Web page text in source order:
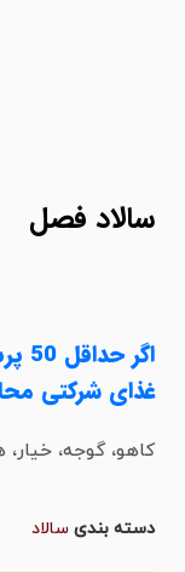
فصل
اگر
شرکتی
گوجه، خیار،
بندی سالاد